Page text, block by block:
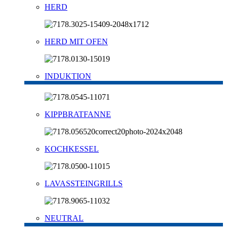
HERD
HERD MIT OFEN
INDUKTION
KIPPBRATFANNE
KOCHKESSEL
LAVASSTEINGRILLS
NEUTRAL